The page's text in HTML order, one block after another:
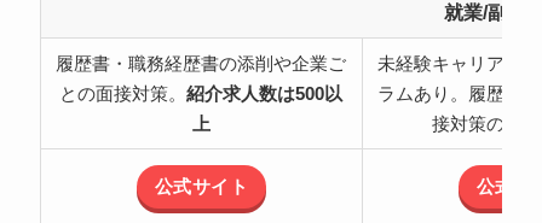
就業/副業
履歴書・職務経歴書の添削や企業ご
との面接対策。紹介求人数は500以
上
未経験キャリアチ
ラムあり。履歴書
接対策のサ
公式サイト 公式サ